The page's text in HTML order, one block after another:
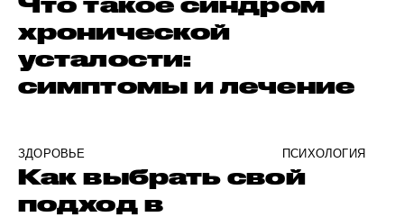
хронической
усталости:
симптомы и лечение
ЗДОРОВЬЕ ПСИХОЛОГИЯ
Как выбрать свой
подход в